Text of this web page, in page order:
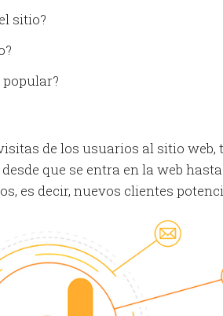
sitio?
de los usuarios al sitio web,
que se entra en la web
es decir, nuevos clientes